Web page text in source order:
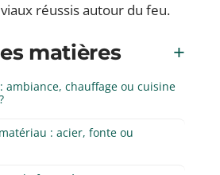
réussis autour du feu.
matières
ambiance, chauffage ou cuisine
: acier, fonte ou